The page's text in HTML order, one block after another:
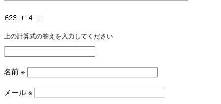
上の計算式の答えを入力してください
名前※
メール※